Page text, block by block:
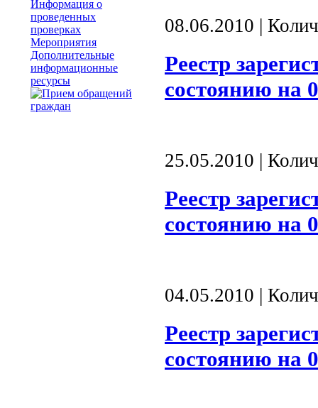
Информация о
проведенных
проверках
Мероприятия
Дополнительные
информационные
ресурсы
08.06.2010 |
Реестр
состоянию на
25.05.2010 |
Реестр
состоянию на
04.05.2010 |
Реестр
состоянию на